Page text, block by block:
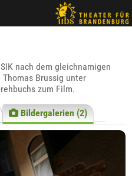
nach dem gleichnamigen
Brussig unter
zum Film.
Bildergalerien (2)